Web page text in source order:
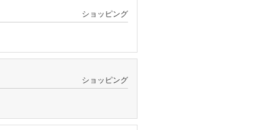
ショッピング
ショッピング